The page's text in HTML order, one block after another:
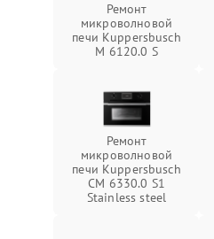
Ремонт
микроволновой
печи Kuppersbusch
M 6120.0 S
Ремонт
микроволновой
печи Kuppersbusch
CM 6330.0 S1
Stainless steel